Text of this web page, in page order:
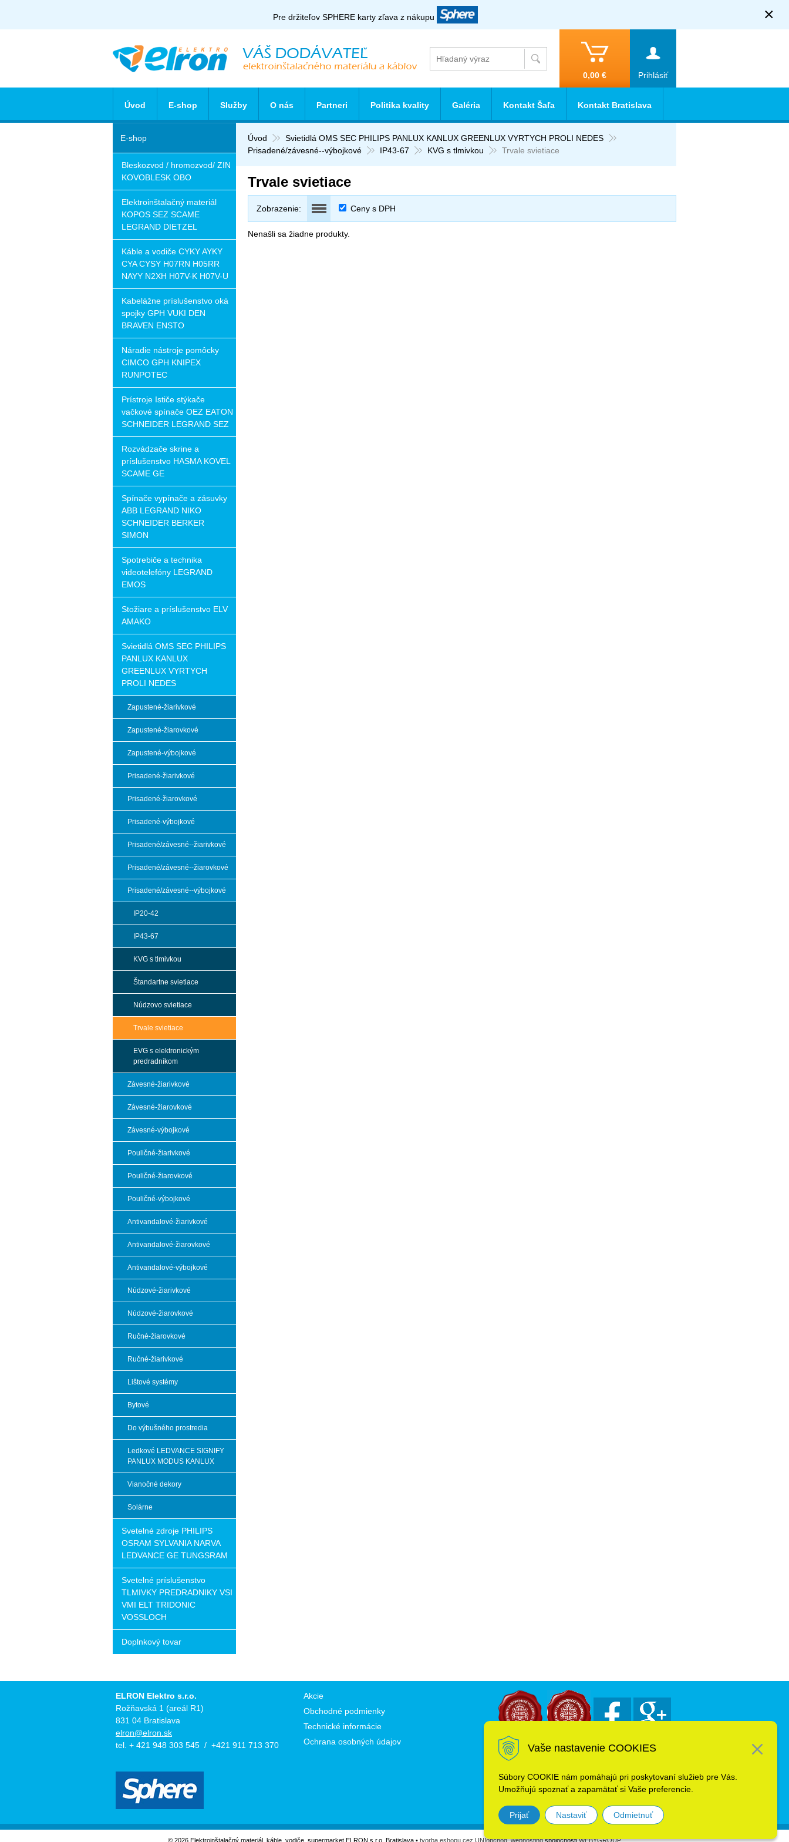
Vaše nastavenie COOKIES
Súbory COOKIE nám pomáhajú pri poskytovaní služieb pre Vás.
Umožňujú spoznať a zapamätať si Vaše preferencie.
Prijať Nastaviť Odmietnuť
Pre držiteľov SPHERE karty zľava z nákupu ×
Prihlásiť
0,00 €
Úvod
Svietidlá OMS SEC PHILIPS PANLUX KANLUX GREENLUX VYRTYCH PROLI NEDES
Prisadené/závesné--výbojkové
IP43-67 KVG s tlmivkou Trvale svietiace
Trvale svietiace
Zobrazenie: Ceny s DPH
Nenašli sa žiadne produkty.
E-shop
Bleskozvod / hromozvod/ ZIN
KOVOBLESK OBO
Elektroinštalačný materiál
KOPOS SEZ SCAME
LEGRAND DIETZEL
Káble a vodiče CYKY AYKY
CYA CYSY H07RN H05RR
NAYY N2XH H07V-K H07V-U
Kabelážne príslušenstvo oká
spojky GPH VUKI DEN
BRAVEN ENSTO
Náradie nástroje pomôcky
CIMCO GPH KNIPEX
RUNPOTEC
Prístroje Ističe stýkače
vačkové spínače OEZ EATON
SCHNEIDER LEGRAND SEZ
Rozvádzače skrine a
príslušenstvo HASMA KOVEL
SCAME GE
Spínače vypínače a zásuvky
ABB LEGRAND NIKO
SCHNEIDER BERKER
SIMON
Spotrebiče a technika
videotelefóny LEGRAND
EMOS
Stožiare a príslušenstvo ELV
AMAKO
Svietidlá OMS SEC PHILIPS
PANLUX KANLUX
GREENLUX VYRTYCH
PROLI NEDES
Zapustené-žiarivkové
Zapustené-žiarovkové
Zapustené-výbojkové
Prisadené-žiarivkové
Prisadené-žiarovkové
Prisadené-výbojkové
Prisadené/závesné--žiarivkové
Prisadené/závesné--žiarovkové
Prisadené/závesné--výbojkové
IP20-42
IP43-67
KVG s tlmivkou
Štandartne svietiace
Núdzovo svietiace
Trvale svietiace
EVG s elektronickým
predradníkom
Závesné-žiarivkové
Závesné-žiarovkové
Závesné-výbojkové
Pouličné-žiarivkové
Pouličné-žiarovkové
Pouličné-výbojkové
Antivandalové-žiarivkové
Antivandalové-žiarovkové
Antivandalové-výbojkové
Núdzové-žiarivkové
Núdzové-žiarovkové
Ručné-žiarovkové
Ručné-žiarivkové
Lištové systémy
Bytové
Do výbušného prostredia
Ledkové LEDVANCE SIGNIFY
PANLUX MODUS KANLUX
Vianočné dekory
Solárne
Svetelné zdroje PHILIPS
OSRAM SYLVANIA NARVA
LEDVANCE GE TUNGSRAM
Svetelné príslušenstvo
TLMIVKY PREDRADNIKY VSI
VMI ELT TRIDONIC
VOSSLOCH
Doplnkový tovar
Úvod E-shop Služby O nás Partneri Politika kvality Galéria Kontakt Šaľa Kontakt Bratislava
ELRON Elektro s.r.o.
Rožňavská 1 (areál R1)
831 04 Bratislava
elron@elron.sk
tel. + 421 948 303 545 / +421 911 713 370
Akcie
Obchodné podmienky
Technické informácie
Ochrana osobných údajov
© 2026 Elektroinštalačný materiál, káble, vodiče, supermarket ELRON s.r.o. Bratislava • tvorba eshopu cez UNIobchod,webhostingspoločnostiWEBYGROUP